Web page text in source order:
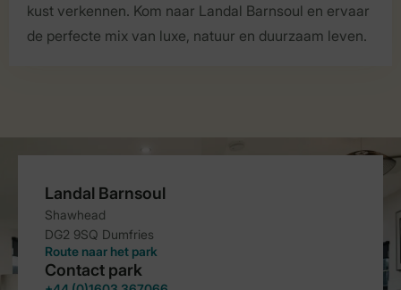
kust verkennen. Kom naar Landal Barnsoul en ervaar
de perfecte mix van luxe, natuur en duurzaam leven.